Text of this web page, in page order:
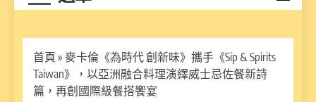
首頁 » 麥卡倫《為時代 創新味》攜手《Sip & Spirits
Taiwan》，以亞洲融合料理演繹威士忌佐餐新詩
篇，再創國際級餐搭饗宴